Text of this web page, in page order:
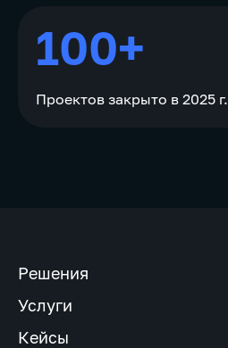
100+
Проектов закрыто в 2025 г.
Решения
Услуги
Кейсы